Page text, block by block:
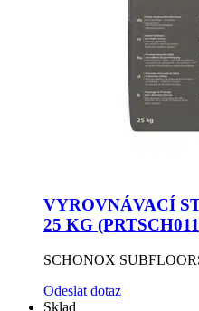
VYROVNÁVACÍ
25 KG
SCHONOX
Odeslat dotaz
Sklad